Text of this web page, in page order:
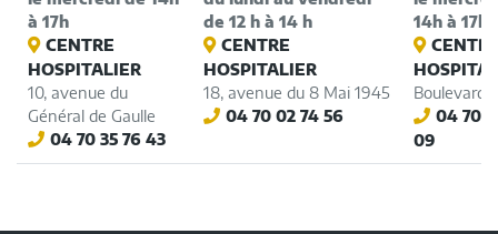
à 17h
CENTRE
HOSPITALIER
10, avenue du
Général de Gaulle
04 70 35 76 43
de 12 h à 14 h
CENTRE
HOSPITALIER
18, avenue du 8 Mai 1945
04 70 02 74 56
14h à 17h
Boulevard
04 70
09